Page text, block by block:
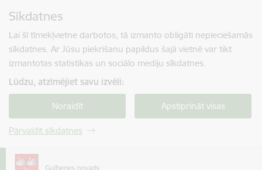
Sīkdatnes
Lai šī tīmekļvietne darbotos, tā izmanto obligāti nepieciešamās
sīkdatnes. Ar Jūsu piekrišanu papildus šajā vietnē var tikt
izmantotas statistikas un sociālo mediju sīkdatnes.
Lūdzu, atzīmējiet savu izvēli:
Noraidīt Apstiprināt visas
Pārvaldīt sīkdatnes